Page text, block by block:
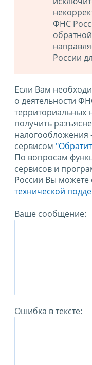
ФНС
России
Если Вам
о деятельности
территориальных
получить
налогообложения
сервисом
По вопросам
сервисов и
России Вы можете
технической
Ваше сообщение:
Ошибка в тексте: